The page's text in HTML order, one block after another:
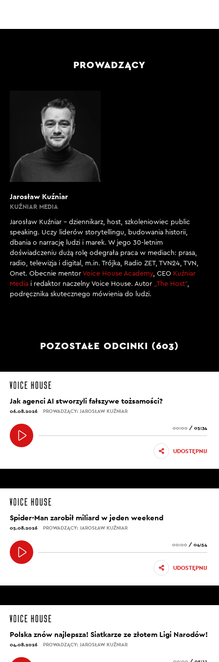
PROWADZĄCY
Jarosław Kuźniar
KUŹNIAR MEDIA
Jarosław Kuźniar – dziennikarz, host, szkoleniowiec public
speaking. Uczy liderów storytellingu, budowania historii,
dbania o narrację ludzi i marek. W jego 30-letnim
doświadczeniu dużą rolę odegrała praca w mediach: prasa,
radio, telewizja i digital, m.in. Trójka, Radio ZET, TVN24, TVN,
Onet. Obecnie mentor Voice House Academy, CEO Kuźniar
Media i redaktor naczelny Voice House. Autor „The Host”,
podręcznika skutecznego mówienia do ludzi.
POZOSTAŁE ODCINKI (603)
Jak agenci AI stworzyli fałszywe tożsamości?
06.08.2026 PROWADZĄCY: JAROSŁAW KUŹNIAR
00:00 / 05:34
UDOSTĘPNIJ
Spider-Man zarobił miliard w jeden weekend
05.08.2026 PROWADZĄCY: JAROSŁAW KUŹNIAR
00:00 / 04:54
UDOSTĘPNIJ
Polska znów najlepsza! Siatkarze ze złotem Ligi Narodów!
04.08.2026 PROWADZĄCY: JAROSŁAW KUŹNIAR